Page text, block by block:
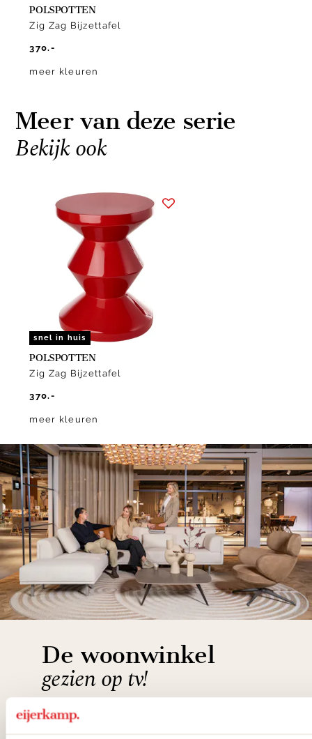
POLSPOTTEN
Zig Zag Bijzettafel
370.-
meer kleuren
Meer van deze serie
Bekijk ook
snel in huis
POLSPOTTEN
Zig Zag Bijzettafel
370.-
meer kleuren
De woonwinkel
gezien op tv!
Wie kent het programma vtwonen